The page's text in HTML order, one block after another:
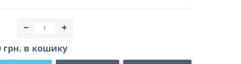
грн. в кошику